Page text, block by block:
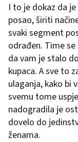
I to je dokaz da
posao, širiti
svaki segment
odrađen. Time
da vam je stalo
kupaca. A sve to
ulaganja, kako bi
svemu tome
nadogradila je
dovelo do
ženama.